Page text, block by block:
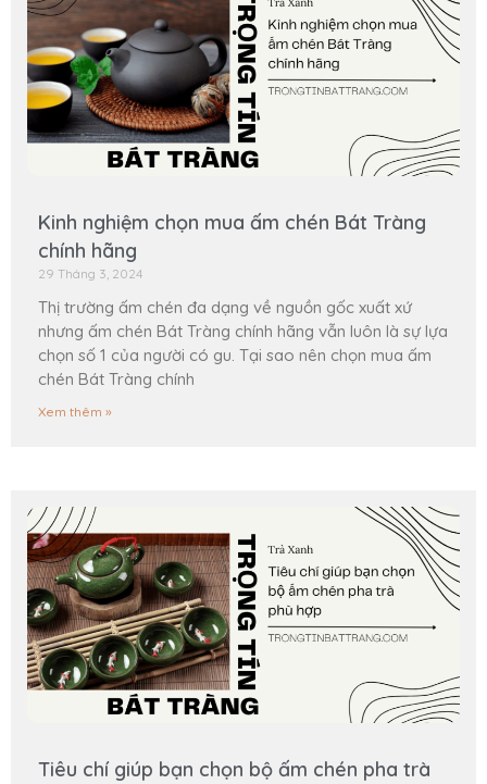
Kinh nghiệm chọn mua ấm chén Bát Tràng
chính hãng
29 Tháng 3, 2024
Thị trường ấm chén đa dạng về nguồn gốc xuất xứ
nhưng ấm chén Bát Tràng chính hãng vẫn luôn là sự lựa
chọn số 1 của người có gu. Tại sao nên chọn mua ấm
chén Bát Tràng chính
Xem thêm »
Tiêu chí giúp bạn chọn bộ ấm chén pha trà